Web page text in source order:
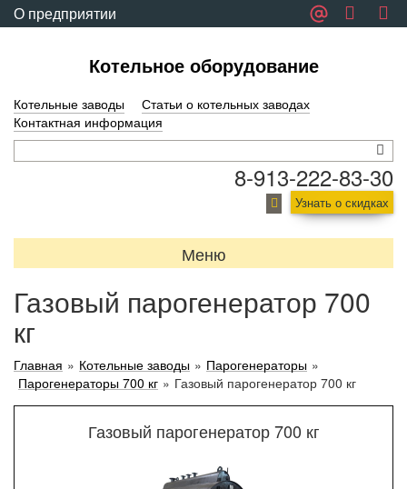
О предприятии
Котельное оборудование
Котельные заводы
Статьи о котельных заводах
Контактная информация
8-913-222-83-30
Узнать о скидках
Меню
Газовый парогенератор 700
кг
Главная » Котельные заводы » Парогенераторы »
Парогенераторы 700 кг » Газовый парогенератор 700 кг
Газовый парогенератор 700 кг